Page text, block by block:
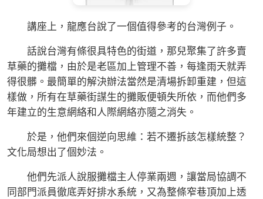
講座上，龍應台說了一個值得參考的台灣例子。
話說台灣有條很具特色的街道，那兒聚集了許多賣
草藥的攤檔，由於是老區加上管理不善，每逢雨天就弄
得很髒。最簡單的解決辦法當然是清場拆卸重建，但這
樣做，所有在草藥街謀生的攤販便頓失所依，而他們多
年建立的生意網絡和人際網絡亦隨之消失。
於是，他們來個逆向思維：若不遷拆該怎樣統整？
文化局想出了個妙法。
他們先派人說服攤檔主人停業兩週，讓當局協調不
同部門派員徹底弄好排水系統，又為整條窄巷頂加上透